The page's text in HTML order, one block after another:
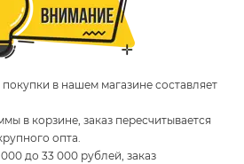
в нашем магазине составляет
в корзине, заказ пересчитывается
опта.
до 33 000 рублей, заказ